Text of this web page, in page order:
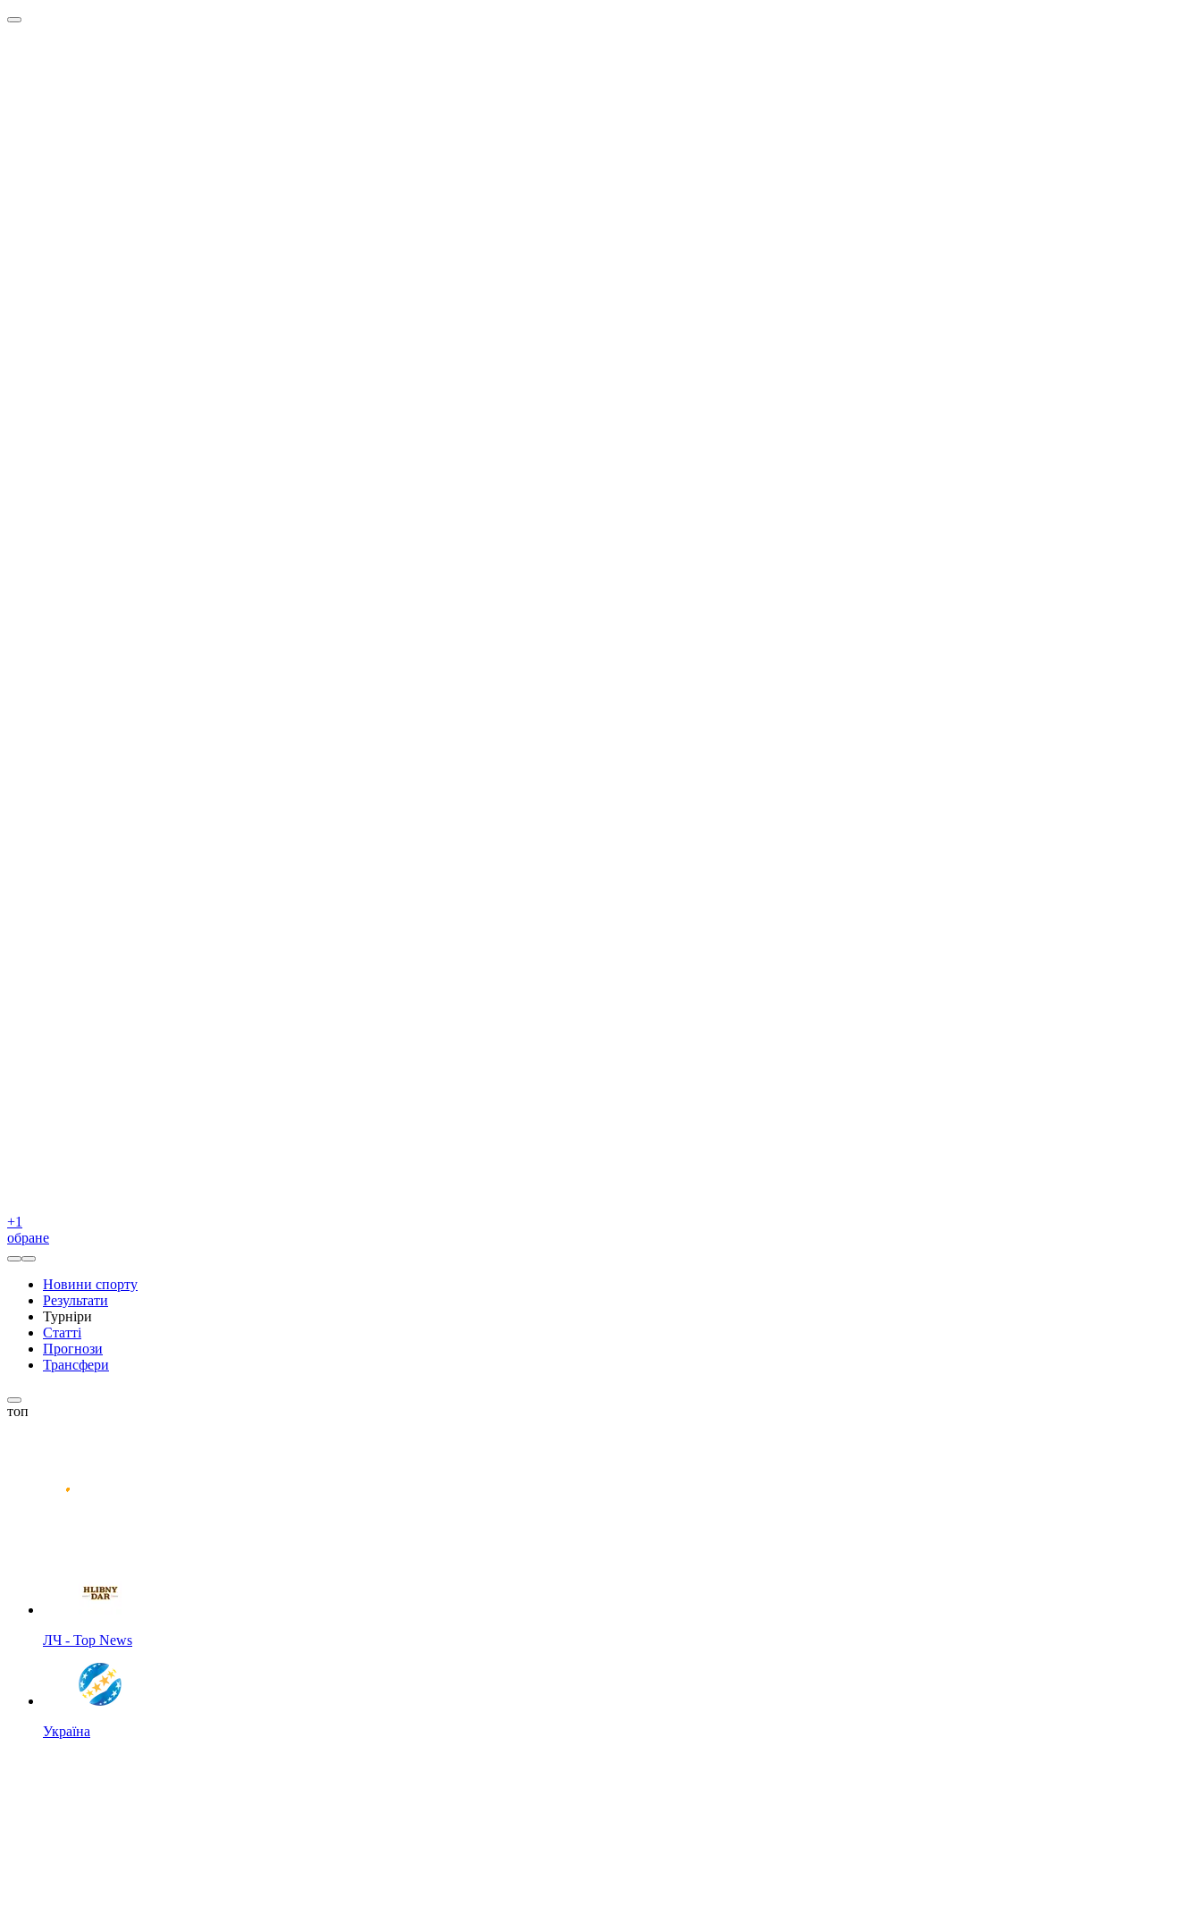
+1
обране
Новини спорту
Результати
Турніри
Статті
Прогнози
Трансфери
топ
ЛЧ - Top News
Україна